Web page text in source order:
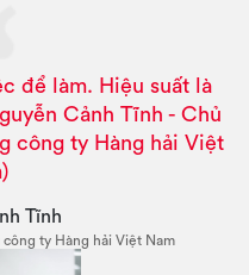
để làm. Hiệu suất là
Cảnh Tĩnh - Chủ
công ty Hàng hải Việt
Tĩnh
ty Hàng hải Việt Nam